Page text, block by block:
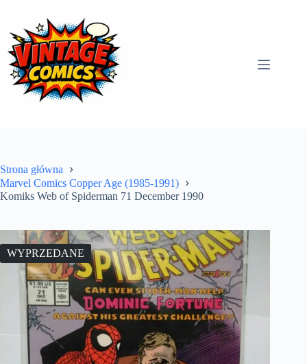
treści
Strona główna
Marvel Comics Copper Age (1985-1991)
Komiks Web of Spiderman 71 December 1990
WYPRZEDANE